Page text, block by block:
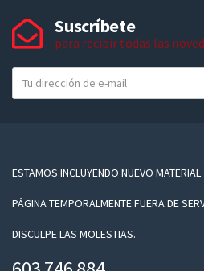
Suscríbete
para recibir todas las
u
a
l
ESTAMOS INCLUYENDO NUEVO MATERIAL.
PÁGINA TEMPORALMENTE FUERA DE
DISCULPE LAS MOLESTIAS.